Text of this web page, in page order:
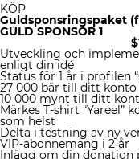
KÖP
Guldsponsringspaket
GULD SPONSOR 1
$
Utveckling och
enligt din idé
Status för 1 år i profilen
27 000 bär till ditt konto
10 000 mynt till ditt
Märkes T-shirt
som helst
Delta i testning av ny
VIP-abonnemang i 2 år
Inlägg om din donation